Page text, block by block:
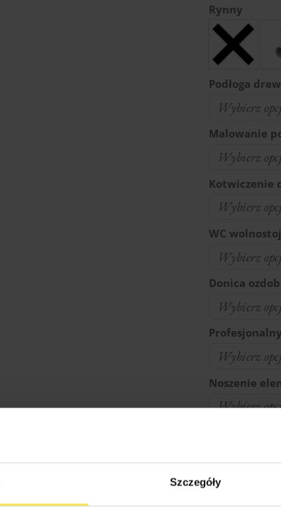
Szczegóły
Rynny
Podłoga
Malowanie
Kotwiczenie
WC
Donica
Noszenie
Transport
firmy: